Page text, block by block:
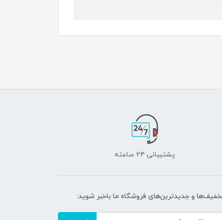
پشتیبانی ۲۴ ساعته
و جدیدترین‌های فروشگاه ما باخبر شوید: